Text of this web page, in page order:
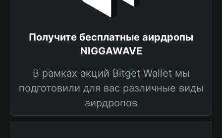
Получите бесплатные аирдропы
NIGGAWAVE
В рамках акций Bitget Wallet мы
подготовили для вас различные виды
аирдропов